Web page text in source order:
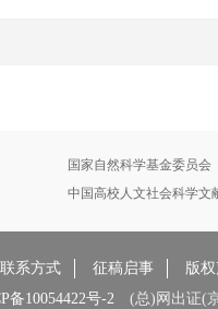
国家自然科学基金委员会
中国高校人文社会科学文
联系方式 征稿启事
版
备10054422号-2 (总)网出证(